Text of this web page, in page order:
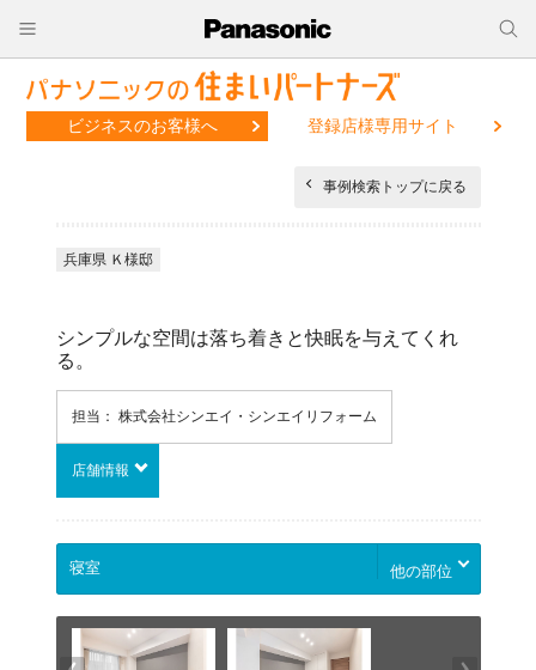
ビジネスのお客様へ 登録店様専用サイト
事例検索トップに戻る
兵庫県 Ｋ様邸
シンプルな空間は落ち着きと快眠を与えてくれ
る。
担当： 株式会社シンエイ・シンエイリフォーム
店舗情報
他の部位